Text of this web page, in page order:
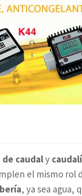
caudaly
el mismo rol
, ya sea agua,